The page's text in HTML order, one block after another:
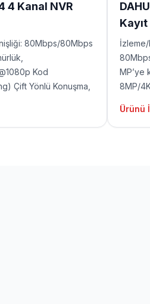
4 Kanal NVR
80Mbps/80Mbps
Kod
Çift Yönlü Konuşma,
Kayıt
İzleme/
MP’ye
8MP/
P2P 1
(10/
Ürünü